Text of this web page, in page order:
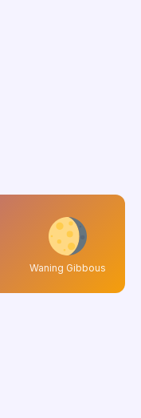
Waning Gibbous